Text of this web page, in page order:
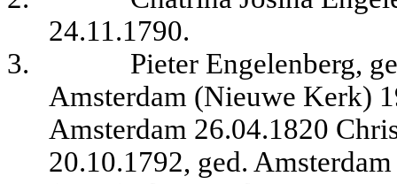
24.11.1790.
3.
Pieter Engelenberg,
Amsterdam (Nieuwe Kerk)
Amsterdam 26.04.1820
20.10.1792, ged.